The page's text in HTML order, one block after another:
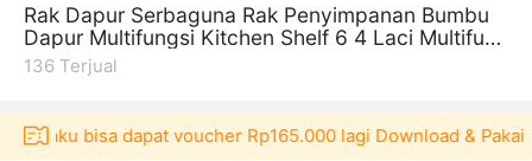
Rak Dapur Serbaguna Rak Penyimpanan Bumbu
Dapur Multifungsi Kitchen Shelf 6 4 Laci Multifun
gsi
136 Terjual
bisa dapat voucher Rp165.000 lagi Download & Pakai！